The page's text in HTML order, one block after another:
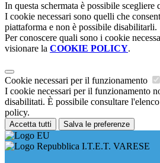
In questa schermata è possibile scegliere
I cookie necessari sono quelli che
piattaforma e non è possibile disabilitarli.
Per conoscere quali sono i cookie
visionare la COOKIE POLICY.
Cookie necessari per il funzionamento
I cookie necessari per il funzionamento
disabilitati. È possibile consultare
policy.
Accetta tutti Salva le preferenze
I.T.E.T. VARESE